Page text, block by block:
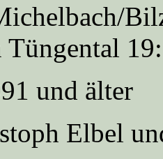
und älter
Elbel